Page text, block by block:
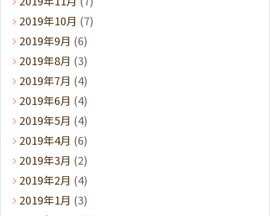
2019年10月 (7)
2019年9月 (6)
2019年8月 (3)
2019年7月 (4)
2019年6月 (4)
2019年5月 (4)
2019年4月 (6)
2019年3月 (2)
2019年2月 (4)
2019年1月 (3)